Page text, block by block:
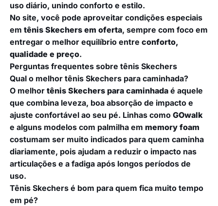
uso diário, unindo conforto e estilo.
No site, você pode aproveitar condições especiais
em tênis Skechers em oferta, sempre com foco em
entregar o melhor equilíbrio entre conforto,
qualidade e preço.
Perguntas frequentes sobre tênis Skechers
Qual o melhor tênis Skechers para caminhada?
O melhor tênis Skechers para caminhada é aquele
que combina leveza, boa absorção de impacto e
ajuste confortável ao seu pé. Linhas como GOwalk
e alguns modelos com palmilha em memory foam
costumam ser muito indicados para quem caminha
diariamente, pois ajudam a reduzir o impacto nas
articulações e a fadiga após longos períodos de
uso.
Tênis Skechers é bom para quem fica muito tempo
em pé?